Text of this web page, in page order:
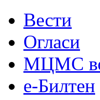
Вести
Огласи
МЦМС
е-Билтен